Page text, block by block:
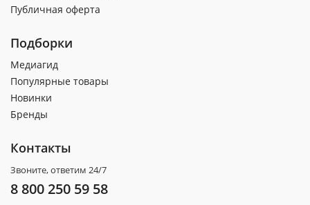
Публичная оферта
Подборки
Медиагид
Популярные товары
Новинки
Бренды
Контакты
Звоните, ответим 24/7
8 800 250 59 58